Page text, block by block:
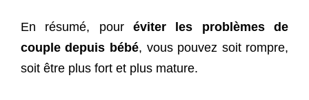
En résumé, pour éviter les problèmes de
couple depuis bébé, vous pouvez soit rompre,
soit être plus fort et plus mature.